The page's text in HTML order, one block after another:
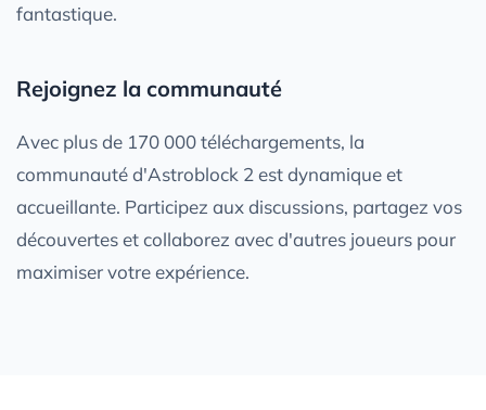
fantastique.
Rejoignez la communauté
Avec plus de 170 000 téléchargements, la
communauté d'Astroblock 2 est dynamique et
accueillante. Participez aux discussions, partagez vos
découvertes et collaborez avec d'autres joueurs pour
maximiser votre expérience.